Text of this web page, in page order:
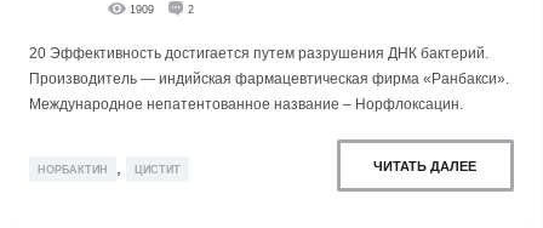
1909 2
20 Эффективность достигается путем разрушения ДНК бактерий.
Производитель — индийская фармацевтическая фирма «Ранбакси».
Международное непатентованное название – Норфлоксацин.
НОРБАКТИН ЦИСТИТ ЧИТАТЬ ДАЛЕЕ